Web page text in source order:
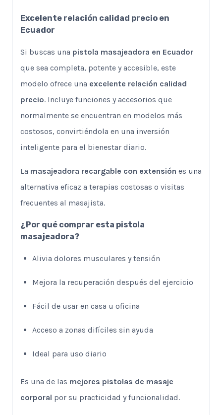
Excelente relación calidad precio en
Ecuador
Si buscas una pistola masajeadora en Ecuador
que sea completa, potente y accesible, este
modelo ofrece una excelente relación calidad
precio. Incluye funciones y accesorios que
normalmente se encuentran en modelos más
costosos, convirtiéndola en una inversión
inteligente para el bienestar diario.
La masajeadora recargable con extensión es una
alternativa eficaz a terapias costosas o visitas
frecuentes al masajista.
¿Por qué comprar esta pistola
masajeadora?
Alivia dolores musculares y tensión
Mejora la recuperación después del ejercicio
Fácil de usar en casa u oficina
Acceso a zonas difíciles sin ayuda
Ideal para uso diario
Es una de las mejores pistolas de masaje
corporal por su practicidad y funcionalidad.